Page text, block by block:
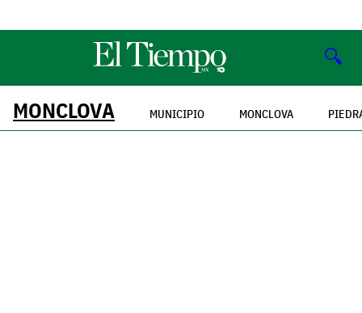
🔍
MONCLOVA MUNICIPIO MONCLOVA